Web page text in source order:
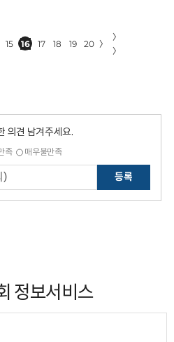
15 16 17 18 19 20 〉
〉
〉
의견 남겨주세요.
족 매우불만족
등록
정보서비스